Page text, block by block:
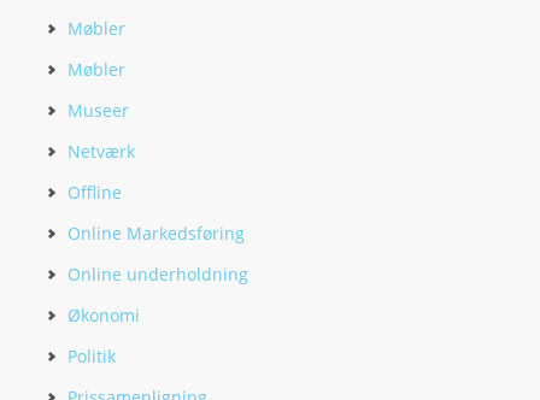
Møbler
Møbler
Museer
Netværk
Offline
Online Markedsføring
Online underholdning
Økonomi
Politik